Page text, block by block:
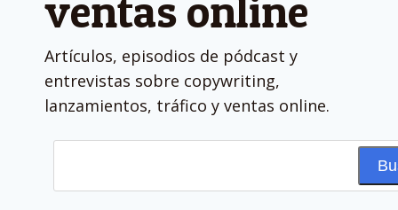
ventas online
Artículos, episodios de pódcast y
entrevistas sobre copywriting,
lanzamientos, tráfico y ventas online.